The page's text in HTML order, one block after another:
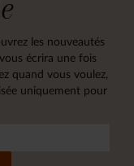
les nouveautés
écrira une fois
quand vous voulez,
uniquement pour